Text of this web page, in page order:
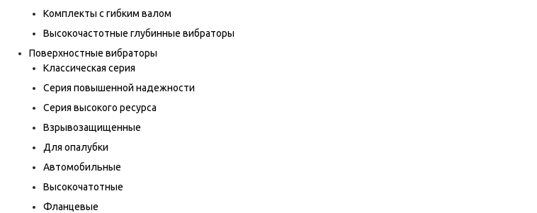
Комплекты с гибким валом
Высокочастотные глубинные вибраторы
Поверхностные вибраторы
Классическая серия
Серия повышенной надежности
Серия высокого ресурса
Взрывозащищенные
Для опалубки
Автомобильные
Высокочатотные
Фланцевые